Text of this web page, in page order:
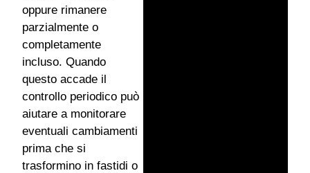
oppure rimanere
parzialmente o
completamente
incluso. Quando
questo accade il
controllo periodico può
aiutare a monitorare
eventuali cambiamenti
prima che si
trasformino in fastidi o